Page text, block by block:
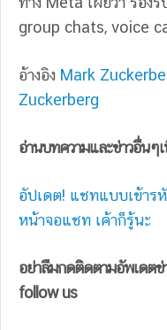
group chats, voice
อ้างอิง Mark
Zuckerberg
อ่านบทความและข่าวอื่นๆ
อัปเดต! แชทแบบเข้า
หน้าจอแชท เค้าก็รู้นะ
อย่าลืมกดติดตามอัพเดต
follow us